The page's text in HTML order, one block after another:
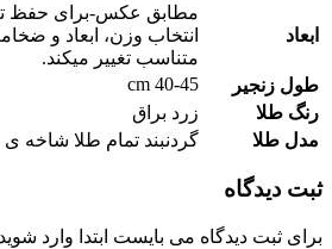
ابعاد
مطابق عکس-برای حفظ
انتخاب وزن، ابعاد و
متناسب تغییر میکند.
طول زنجیر
40-45 cm
رنگ طلا
زرد براق
مدل طلا
گردنبند تمام طلا شاخه
ثبت دیدگاه
برای ثبت دیدگاه می بایست ابتدا وارد